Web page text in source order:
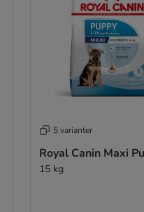
5 varianter
Royal Canin Maxi
15 kg